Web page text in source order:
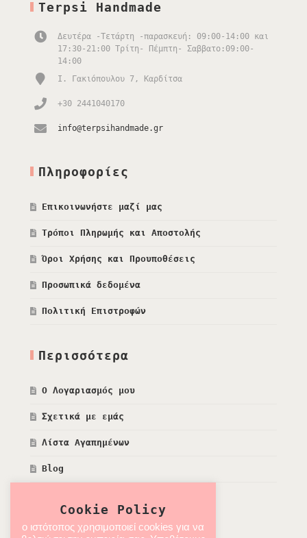
Terpsi Handmade
Δευτέρα -Τετάρτη -παρασκευή: 09:00-14:00 και
17:30-21:00 Τρίτη- Πέμπτη- Σαββατο:09:00-
14:00
Ι. Γακιόπουλου 7, Καρδίτσα
+30 2441040170
info@terpsihandmade.gr
Πληροφορίες
Επικοινωνήστε μαζί μας
Τρόποι Πληρωμής και Αποστολής
Όροι Χρήσης και Προυποθέσεις
Προσωπικά δεδομένα
Πολιτική Επιστροφών
Περισσότερα
Ο Λογαριασμός μου
Σχετικά με εμάς
Λίστα Αγαπημένων
Blog
Cookie Policy
ο ιστότοπος χρησιμοποιεί cookies για να